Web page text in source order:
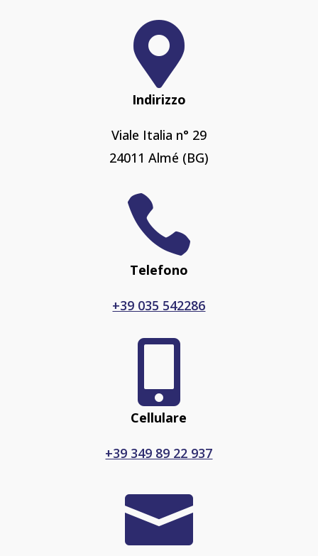

Indirizzo
Viale Italia n° 29
24011 Almé (BG)

Telefono
+39 035 542286

Cellulare
+39 349 89 22 937
